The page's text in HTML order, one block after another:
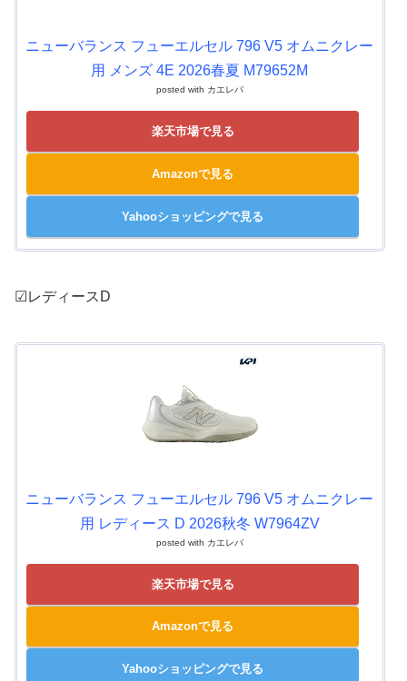
ニューバランス フューエルセル 796 V5 オムニクレー
用 メンズ 4E 2026春夏 M79652M
posted with カエレバ
楽天市場で見る
Amazonで見る
Yahooショッピングで見る
☑レディースD
ニューバランス フューエルセル 796 V5 オムニクレー
用 レディース D 2026秋冬 W7964ZV
posted with カエレバ
楽天市場で見る
Amazonで見る
Yahooショッピングで見る